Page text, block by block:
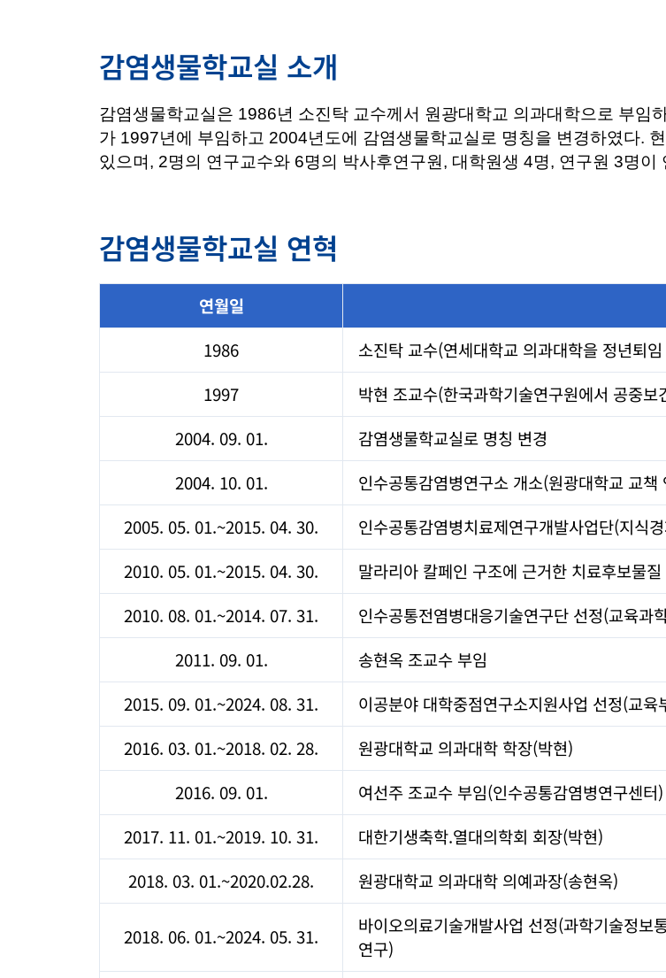
감염생물학교실 소개
감염생물학교실은 1986년 소진탁 교수께서 원광대학교 의과대학으로 부임
가 1997년에 부임하고 2004년도에 감염생물학교실로 명칭을 변경하였다.
있으며, 2명의 연구교수와 6명의 박사후연구원, 대학원생 4명, 연구원 3명이
감염생물학교실 연혁
연월일
1986
소진탁 교수(연세대학교 의과대학을 정년퇴
1997
박현 조교수(한국과학기술연구원에서 공중보
2004. 09. 01.
감염생물학교실로 명칭 변경
2004. 10. 01.
인수공통감염병연구소 개소(원광대학교 교책
2005. 05. 01.~2015. 04. 30.
인수공통감염병치료제연구개발사업단(지식
2010. 05. 01.~2015. 04. 30.
말라리아 칼페인 구조에 근거한 치료후보물
2010. 08. 01.~2014. 07. 31.
인수공통전염병대응기술연구단 선정(교육과
2011. 09. 01.
송현옥 조교수 부임
2015. 09. 01.~2024. 08. 31.
이공분야 대학중점연구소지원사업 선정(교
2016. 03. 01.~2018. 02. 28.
원광대학교 의과대학 학장(박현)
2016. 09. 01.
여선주 조교수 부임(인수공통감염병연구센터)
2017. 11. 01.~2019. 10. 31.
대한기생축학.열대의학회 회장(박현)
2018. 03. 01.~2020.02.28.
원광대학교 의과대학 의예과장(송현옥)
2018. 06. 01.~2024. 05. 31.
바이오의료기술개발사업 선정(과학기술정보
연구)